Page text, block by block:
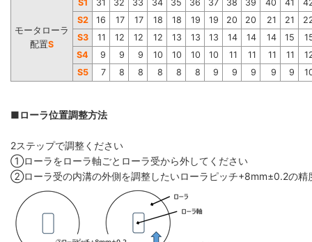
モータローラ
配置S
S1 31 32 33 34 35 36 37 38 39 40 41
S2
16 17 17 18 18 19 19 20 20 21 21
S3
11 12 12 12 13 13 13 14 14 14 15
S4
9 9 9 10 10 10 10 11 11 11 11
S5
7 8 8 8 8 8 9 9 9 9 9
■ローラ位置調整方法
2ステップで調整ください
①ローラをローラ軸ごとローラ受から外してください
②ローラ受の内溝の外側を調整したいローラピッチ+8mm±0.2の精